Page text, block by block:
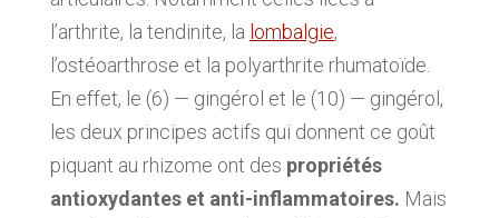
l’arthrite, la tendinite, la lombalgie,
l’ostéoarthrose et la polyarthrite rhumatoïde.
En effet, le (6) — gingérol et le (10) — gingérol,
les deux principes actifs qui donnent ce goût
piquant au rhizome ont des propriétés
antioxydantes et anti-inflammatoires. Mais